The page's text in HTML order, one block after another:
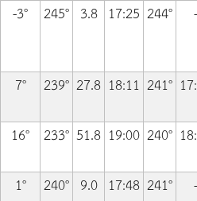
-3° 245° 3.8 17:25 244° -
7° 239° 27.8 18:11 241°
16° 233° 51.8 19:00 240°
1° 240° 9.0 17:48 241°
-